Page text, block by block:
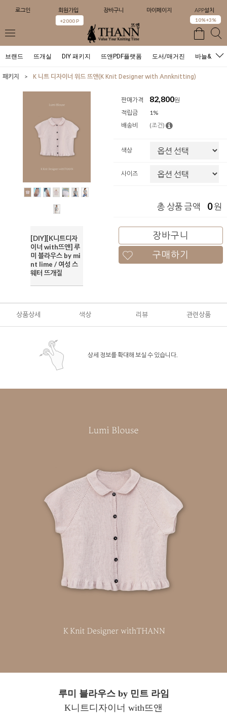
로그인 회원가입
+2000 P
장바구니 마이페이지 APP설치
10%+3%
브랜드 뜨개실 DIY 패키지 뜨앤PDF플랫폼 도서/매거진 바늘&도구
패키지 > K 니트 디자이너 위드 뜨앤(K Knit Designer with Annknitting)
[DIY][K니트디자
이너 with뜨앤] 루
미 블라우스 by mi
nt lime / 여성 스
웨터 뜨개질
판매가격 82,800원
적립금
1%
배송비
(조건)
색상
사이즈
총 상품 금액 0원
장바구니
구매하기
상품상세 색상 리뷰 관련상품
상세 정보를 확대해 보실 수 있습니다.
루미 블라우스 by 민트 라임
K니트디자이너 with뜨앤